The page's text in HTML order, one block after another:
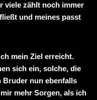
viele zählt noch immer
und meines passt
mein Ziel erreicht.
sich ein, solche, die
Bruder nun ebenfalls
mehr Sorgen, als ich